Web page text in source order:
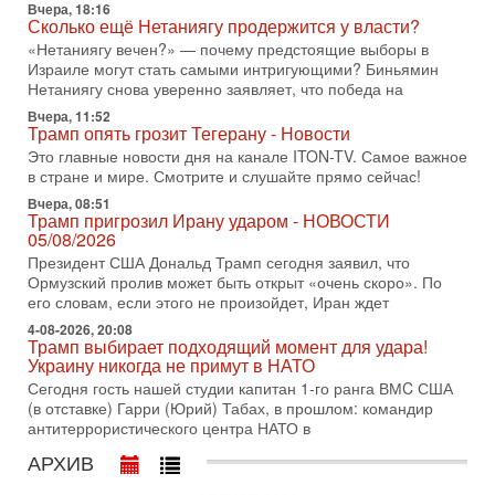
Иран доведет Трампа до крайних мер? Разбор и
оценка от военного обозревателя Давида Шарпа
Ситуация вокруг противостояния Ирана и США накаляется
с каждым днем. Почему Трамп в самый последний момент
отменил решение о нанесении тяжелых ударов
30-07-2026, 16:54
Покупатель авиакомпании «Аркия» намерен
запретить полеты по субботам!
Вокруг возможной продажи авиакомпании «Аркия»
разгорается громкий конфликт.
30-07-2026, 08:16
Трамп готовит удар по Ирану - НОВОСТИ 30/07/2026
Президент США Дональд Трамп сегодня рассматривает
возможность масштабной военной операции против Ирана
после ракетной атаки на американскую базу в
29-07-2026, 18:28
Трамп взбешен атакой на базы! Иран играет с огнем.
Израиль меняет курс
В эфире телеканала ITON-TV политолог Цви Маген,
дипломат, в прошлом - старший офицер военной разведки
29-07-2026, 15:31
Вчера, 18:16
Сколько ещё Нетаниягу продержится у власти?
«Нетаниягу вечен?» — почему предстоящие выборы в
Израиле могут стать самыми интригующими? Биньямин
Нетаниягу снова уверенно заявляет, что победа на
Вчера, 11:52
Трамп опять грозит Тегерану - Новости
Это главные новости дня на канале ITON-TV. Самое важное
в стране и мире. Смотрите и слушайте прямо сейчас!
Вчера, 08:51
Трамп пригрозил Ирану ударом - НОВОСТИ
05/08/2026
Президент США Дональд Трамп сегодня заявил, что
Ормузский пролив может быть открыт «очень скоро». По
его словам, если этого не произойдет, Иран ждет
4-08-2026, 20:08
Трамп выбирает подходящий момент для удара!
Украину никогда не примут в НАТО
Сегодня гость нашей студии капитан 1-го ранга ВМC США
(в отставке) Гарри (Юрий) Табах, в прошлом: командир
антитеррористического центра НАТО в
АРХИВ